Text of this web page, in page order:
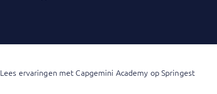
Lees ervaringen met Capgemini Academy op Springest